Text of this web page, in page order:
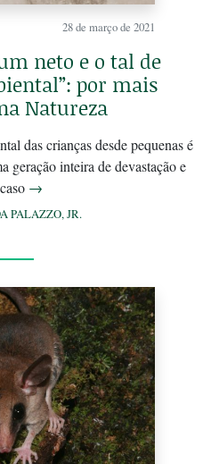
28 de março de 2021
neto e o tal de
por mais
Natureza
das crianças desde pequenas é
geração inteira de devastação e
→
PALAZZO, JR.